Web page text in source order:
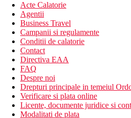
Acte Calatorie
Agentii
Business Travel
Campanii si regulamente
Conditii de calatorie
Contact
Directiva EAA
FAQ
Despre noi
Drepturi principale in temeiul
Verificare si plata online
Licente, documente juridice si
Modalitati de plata